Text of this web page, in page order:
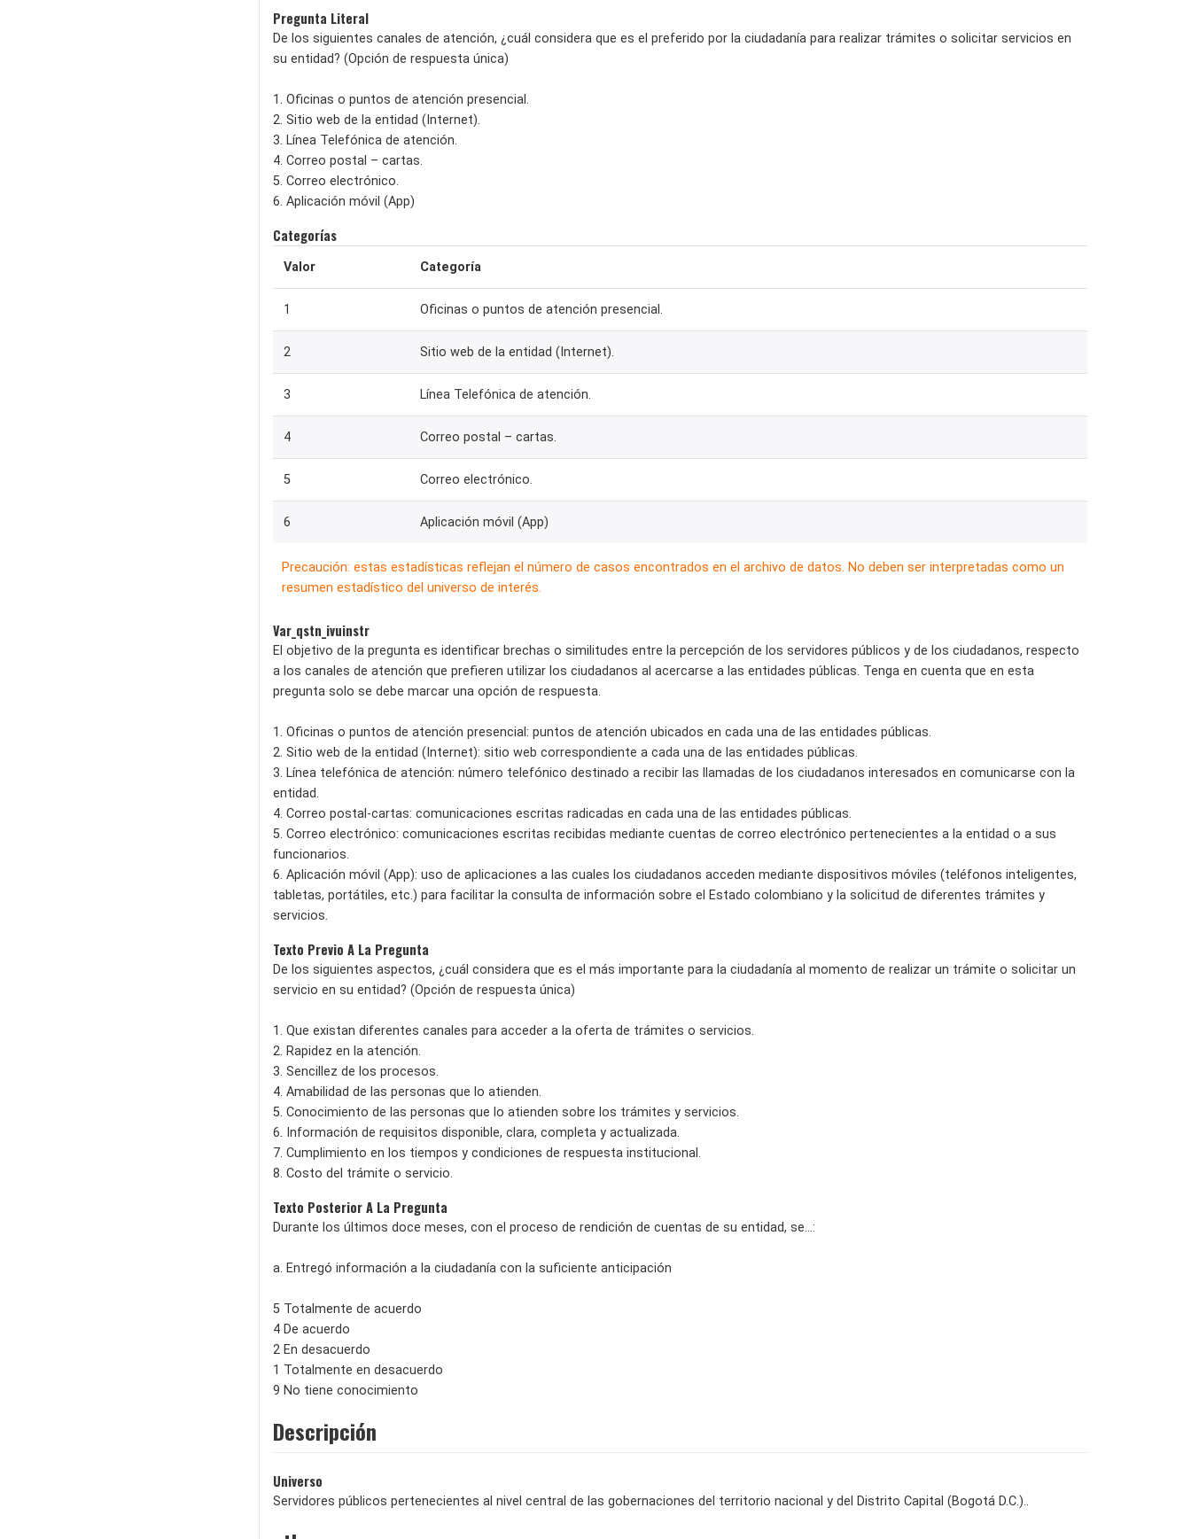
Pregunta Literal
De los siguientes canales de atención, ¿cuál considera que es el preferido por la ciudadanía para realizar trámites o solicitar servicios en
su entidad? (Opción de respuesta única)
1. Oficinas o puntos de atención presencial.
2. Sitio web de la entidad (Internet).
3. Línea Telefónica de atención.
4. Correo postal – cartas.
5. Correo electrónico.
6. Aplicación móvil (App)
Categorías
Valor Categoría
1 Oficinas o puntos de atención presencial.
2 Sitio web de la entidad (Internet).
3 Línea Telefónica de atención.
4 Correo postal – cartas.
5 Correo electrónico.
6 Aplicación móvil (App)
Precaución: estas estadísticas reflejan el número de casos encontrados en el archivo de datos. No deben ser interpretadas como un
resumen estadístico del universo de interés.
Var_qstn_ivuinstr
El objetivo de la pregunta es identificar brechas o similitudes entre la percepción de los servidores públicos y de los ciudadanos, respecto
a los canales de atención que prefieren utilizar los ciudadanos al acercarse a las entidades públicas. Tenga en cuenta que en esta
pregunta solo se debe marcar una opción de respuesta.
1. Oficinas o puntos de atención presencial: puntos de atención ubicados en cada una de las entidades públicas.
2. Sitio web de la entidad (Internet): sitio web correspondiente a cada una de las entidades públicas.
3. Línea telefónica de atención: número telefónico destinado a recibir las llamadas de los ciudadanos interesados en comunicarse con la
entidad.
4. Correo postal-cartas: comunicaciones escritas radicadas en cada una de las entidades públicas.
5. Correo electrónico: comunicaciones escritas recibidas mediante cuentas de correo electrónico pertenecientes a la entidad o a sus
funcionarios.
6. Aplicación móvil (App): uso de aplicaciones a las cuales los ciudadanos acceden mediante dispositivos móviles (teléfonos inteligentes,
tabletas, portátiles, etc.) para facilitar la consulta de información sobre el Estado colombiano y la solicitud de diferentes trámites y
servicios.
Texto Previo A La Pregunta
De los siguientes aspectos, ¿cuál considera que es el más importante para la ciudadanía al momento de realizar un trámite o solicitar un
servicio en su entidad? (Opción de respuesta única)
1. Que existan diferentes canales para acceder a la oferta de trámites o servicios.
2. Rapidez en la atención.
3. Sencillez de los procesos.
4. Amabilidad de las personas que lo atienden.
5. Conocimiento de las personas que lo atienden sobre los trámites y servicios.
6. Información de requisitos disponible, clara, completa y actualizada.
7. Cumplimiento en los tiempos y condiciones de respuesta institucional.
8. Costo del trámite o servicio.
Texto Posterior A La Pregunta
Durante los últimos doce meses, con el proceso de rendición de cuentas de su entidad, se…:
a. Entregó información a la ciudadanía con la suficiente anticipación
5 Totalmente de acuerdo
4 De acuerdo
2 En desacuerdo
1 Totalmente en desacuerdo
9 No tiene conocimiento
Descripción
Universo
Servidores públicos pertenecientes al nivel central de las gobernaciones del territorio nacional y del Distrito Capital (Bogotá D.C.)..